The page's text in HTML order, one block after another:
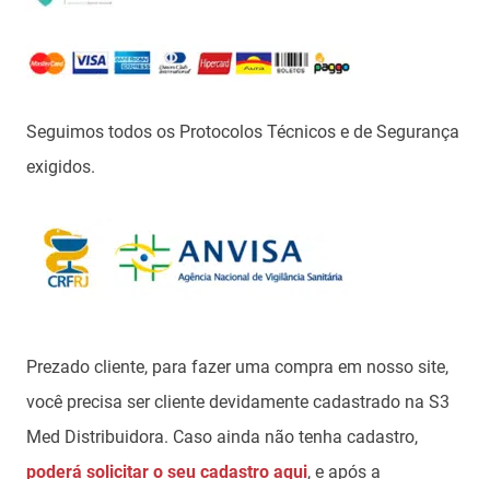
Seguimos todos os Protocolos Técnicos e de Segurança
exigidos.
Prezado cliente, para fazer uma compra em nosso site,
você precisa ser cliente devidamente cadastrado na S3
Med Distribuidora. Caso ainda não tenha cadastro,
poderá solicitar o seu cadastro aqui, e após a